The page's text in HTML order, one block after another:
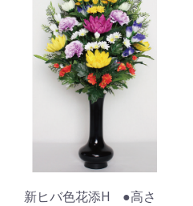
新ヒバ色花添H ●高さ